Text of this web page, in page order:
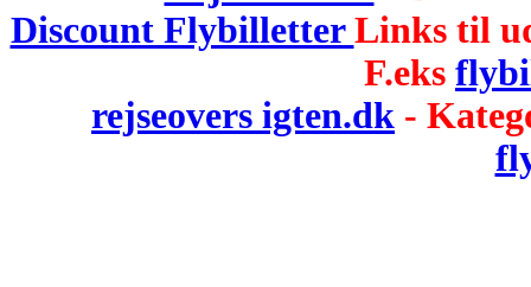
Discount Flybilletter Links til
F.eks
rejseovers igten.dk -